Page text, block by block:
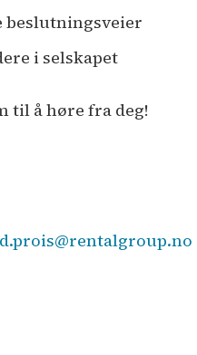
beslutningsveier
i selskapet
til å høre fra deg!